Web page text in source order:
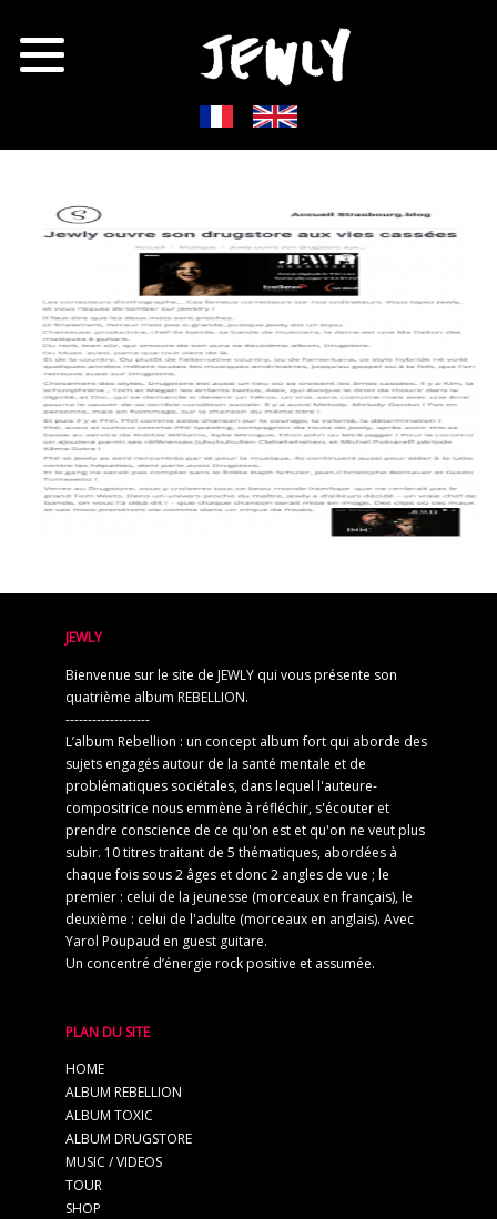
JEWLY
Bienvenue sur le site de JEWLY qui vous présente son
quatrième album REBELLION.
-------------------
L’album Rebellion : un concept album fort qui aborde des
sujets engagés autour de la santé mentale et de
problématiques sociétales, dans lequel l'auteure-
compositrice nous emmène à réfléchir, s'écouter et
prendre conscience de ce qu'on est et qu'on ne veut plus
subir. 10 titres traitant de 5 thématiques, abordées à
chaque fois sous 2 âges et donc 2 angles de vue ; le
premier : celui de la jeunesse (morceaux en français), le
deuxième : celui de l'adulte (morceaux en anglais). Avec
Yarol Poupaud en guest guitare.
Un concentré d’énergie rock positive et assumée.
PLAN DU SITE
HOME
ALBUM REBELLION
ALBUM TOXIC
ALBUM DRUGSTORE
MUSIC / VIDEOS
TOUR
SHOP